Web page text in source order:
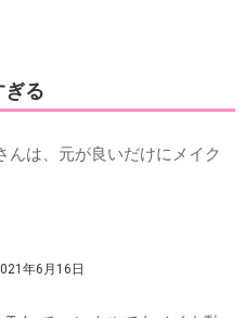
ぎる
んは、元が良いだけにメイク
年6月16日